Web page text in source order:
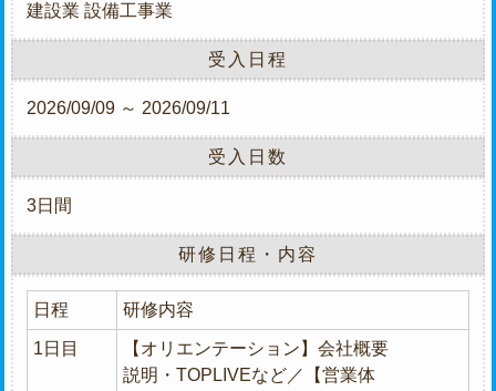
建設業 設備工事業
受入日程
2026/09/09 ～ 2026/09/11
受入日数
3日間
研修日程・内容
日程 研修内容
1日目
【オリエンテーション】会社概要
説明・TOPLIVEなど／【営業体